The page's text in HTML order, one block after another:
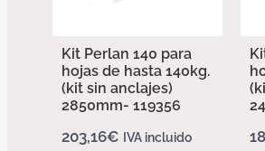
Kit Perlan 140 para
hojas de hasta 140kg.
(kit sin anclajes)
2850mm- 119356
203,16€ IVA incluido